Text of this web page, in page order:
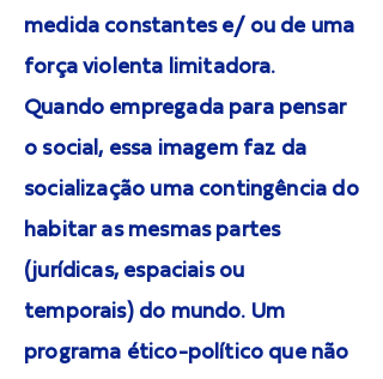
medida constantes e/ ou de uma
força violenta limitadora.
Quando empregada para pensar
o social, essa imagem faz da
socialização uma contingência do
habitar as mesmas partes
(jurídicas, espaciais ou
temporais) do mundo. Um
programa ético-político que não